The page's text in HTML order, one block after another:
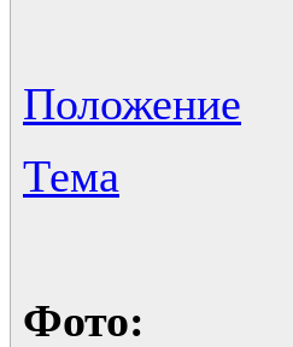
Положение
Тема
Фото: